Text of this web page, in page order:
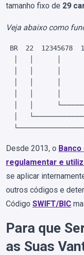
tamanho fixo de 29
Veja abaixo como
BR  22  12345678
│   │      │
│   │      │
│   │      │
│   │      │
│   │
│
Desde 2013, o
regulamentar e
se aplicar
outros códigos e
Código SWIFT/BIC
Para que
as Suas